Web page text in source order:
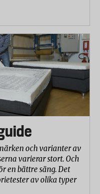
och varianter av
varierar stort. Och
en bättre säng. Det
av olika typer